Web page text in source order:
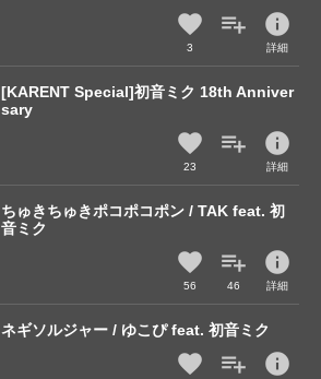
3
info
詳細
[KARENT Special]初音ミク 18th Anniver
sary
23
info
詳細
ちゅきちゅきポコポコポン / TAK feat. 初
音ミク
56 46
info
詳細
ネギソルジャー / ゆこぴ feat. 初音ミク
info